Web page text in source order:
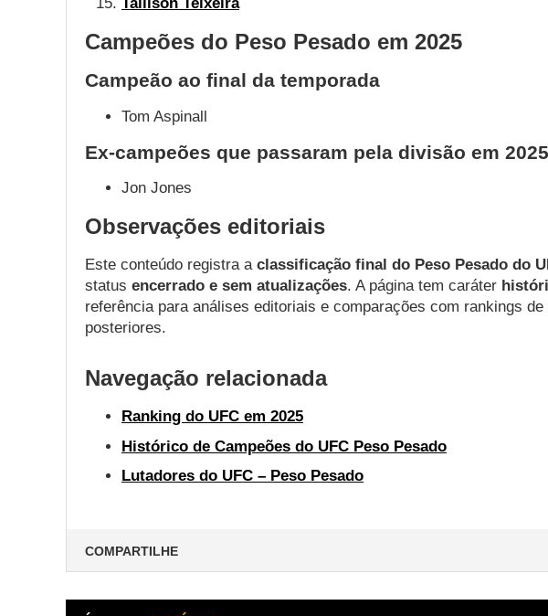
Campeões do Peso Pesado em 2025
Campeão ao final da temporada
Tom Aspinall
Ex-campeões que passaram pela divisão em 2025
Jon Jones
Observações editoriais
Este conteúdo registra a classificação final do Peso Pesado do
status encerrado e sem atualizações. A página tem caráter
referência para análises editoriais e comparações com rankings de
posteriores.
Navegação relacionada
Ranking do UFC em 2025
Histórico de Campeões do UFC Peso Pesado
Lutadores do UFC – Peso Pesado
COMPARTILHE